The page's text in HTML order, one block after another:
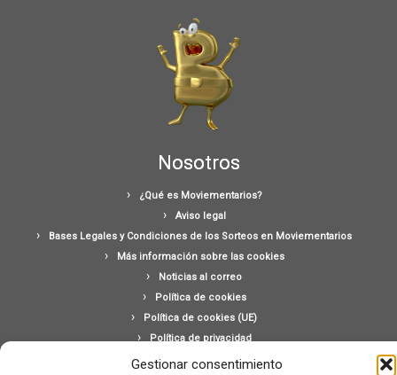
Gestionar consentimiento
Nosotros
¿Qué es Moviementarios?
Aviso legal
Bases Legales y Condiciones de los Sorteos en Moviementarios
Más información sobre las cookies
Noticias al correo
Política de cookies
Política de cookies (UE)
Política de privacidad
Ponte en contacto con nosotros